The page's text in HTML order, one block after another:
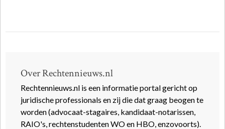
Over Rechtennieuws.nl
Rechtennieuws.nl is een informatie portal gericht op
juridische professionals en zij die dat graag beogen te
worden (advocaat-stagaires, kandidaat-notarissen,
RAIO's, rechtenstudenten WO en HBO, enzovoorts).